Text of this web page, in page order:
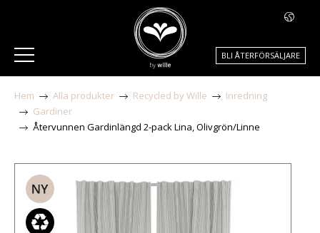
BLI ÅTERFÖRSÄLJARE
Hem Alla produkter Recycled by Wille
Inredning
Gardiner
Återvunnen Gardinlängd 2-pack Lina, Olivgrön/Linne